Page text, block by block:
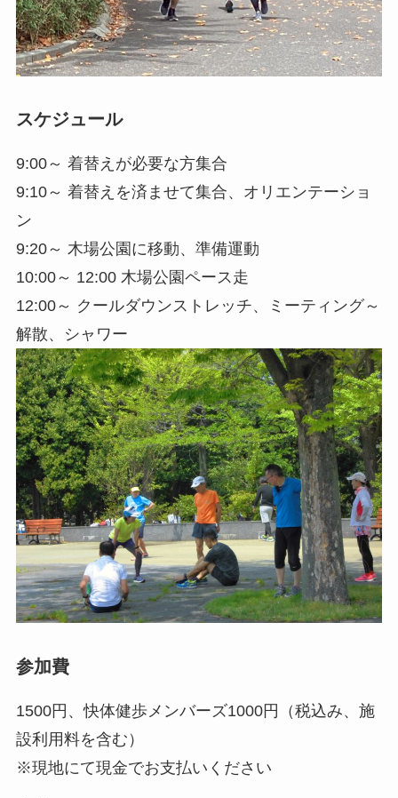
スケジュール
9:00～ 着替えが必要な方集合
9:10～ 着替えを済ませて集合、オリエンテーショ
ン
9:20～ 木場公園に移動、準備運動
10:00～ 12:00 木場公園ペース走
12:00～ クールダウンストレッチ、ミーティング～
解散、シャワー
参加費
1500円、快体健歩メンバーズ1000円（税込み、施
設利用料を含む）
※現地にて現金でお支払いください